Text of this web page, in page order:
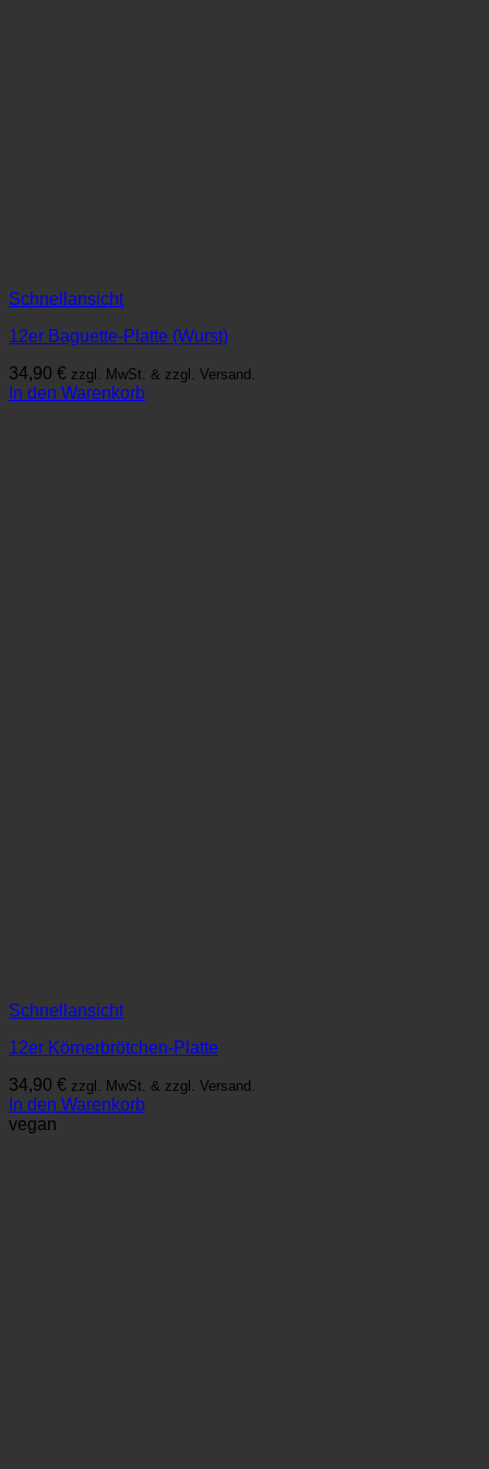
Schnellansicht
12er Baguette-Platte (Wurst)
34,90 € zzgl. MwSt. & zzgl. Versand.
In den Warenkorb
Schnellansicht
12er Körnerbrötchen-Platte
34,90 € zzgl. MwSt. & zzgl. Versand.
In den Warenkorb
vegan